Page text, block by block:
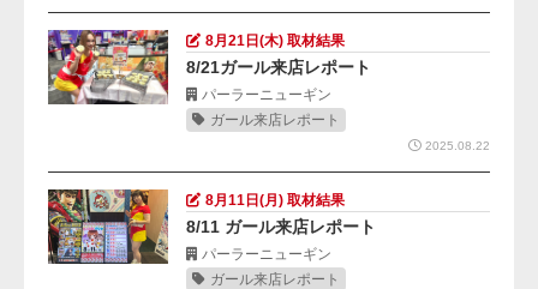
8月21日(木) 取材結果
8/21ガール来店レポート
パーラーニューギン
ガール来店レポート
2025.08.22
8月11日(月) 取材結果
8/11 ガール来店レポート
パーラーニューギン
ガール来店レポート